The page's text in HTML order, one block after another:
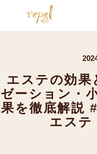
エステの効果
ゼーション・
果を徹底解説
エステ